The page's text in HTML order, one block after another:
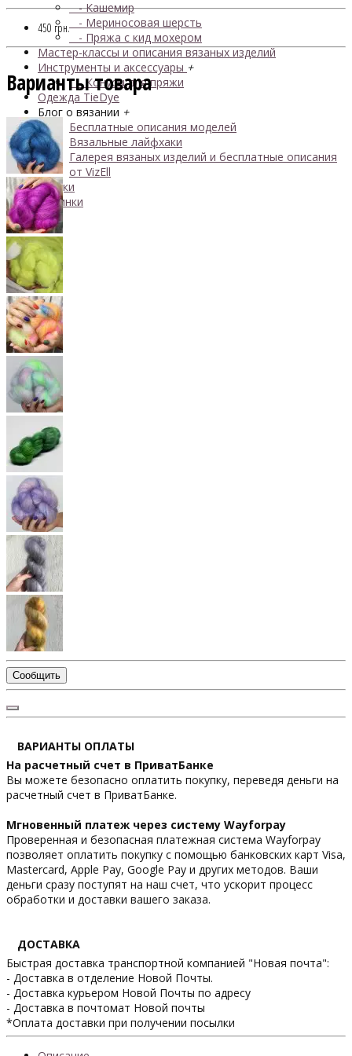
- Кашемир
- Мериносовая шерсть
- Пряжа с кид мохером
Мастер-классы и описания вязаных изделий
Инструменты и аксессуары +
- Конусы для пряжи
Одежда TieDye
Блог о вязании +
Бесплатные описания моделей
Вязальные лайфхаки
Галерея вязаных изделий и бесплатные описания
от VizEll
Скидки
Новинки
450 грн.
Варианты товара
Сообщить
ВАРИАНТЫ ОПЛАТЫ
На расчетный счет в ПриватБанке
Вы можете безопасно оплатить покупку, переведя деньги на
расчетный счет в ПриватБанке.
Мгновенный платеж через систему Wayforpay
Проверенная и безопасная платежная система Wayforpay
позволяет оплатить покупку с помощью банковских карт Visa,
Mastercard, Apple Pay, Google Pay и других методов. Ваши
деньги сразу поступят на наш счет, что ускорит процесс
обработки и доставки вашего заказа.
ДОСТАВКА
Быстрая доставка транспортной компанией "Новая почта":
- Доставка в отделение Новой Почты.
- Доставка курьером Новой Почты по адресу
- Доставка в почтомат Новой почты
*Оплата доставки при получении посылки